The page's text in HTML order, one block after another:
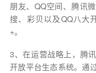
朋友、QQ空间、腾讯
搜、彩贝以及QQ八大
+。
3、在运营战略上，腾
开放平台生态系统。通